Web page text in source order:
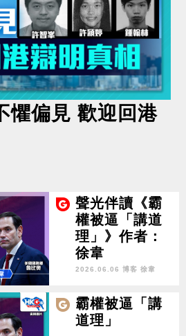
懼偏見 歡迎回港
聲光伴讀《霸
權被逼「講道
理」》作者：
徐韋
2026.06.06 博客 徐韋
霸權被逼「講
道理」